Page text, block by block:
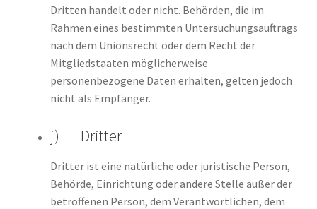
Dritten handelt oder nicht. Behörden, die im
Rahmen eines bestimmten Untersuchungsauftrags
nach dem Unionsrecht oder dem Recht der
Mitgliedstaaten möglicherweise
personenbezogene Daten erhalten, gelten jedoch
nicht als Empfänger.
j) Dritter
Dritter ist eine natürliche oder juristische Person,
Behörde, Einrichtung oder andere Stelle außer der
betroffenen Person, dem Verantwortlichen, dem